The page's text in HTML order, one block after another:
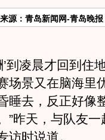
来源：青岛新闻网-青岛晚报
凌晨才回到住
场景又在脑海里
睡去，反正好像
”昨天，与队友
访时说道。